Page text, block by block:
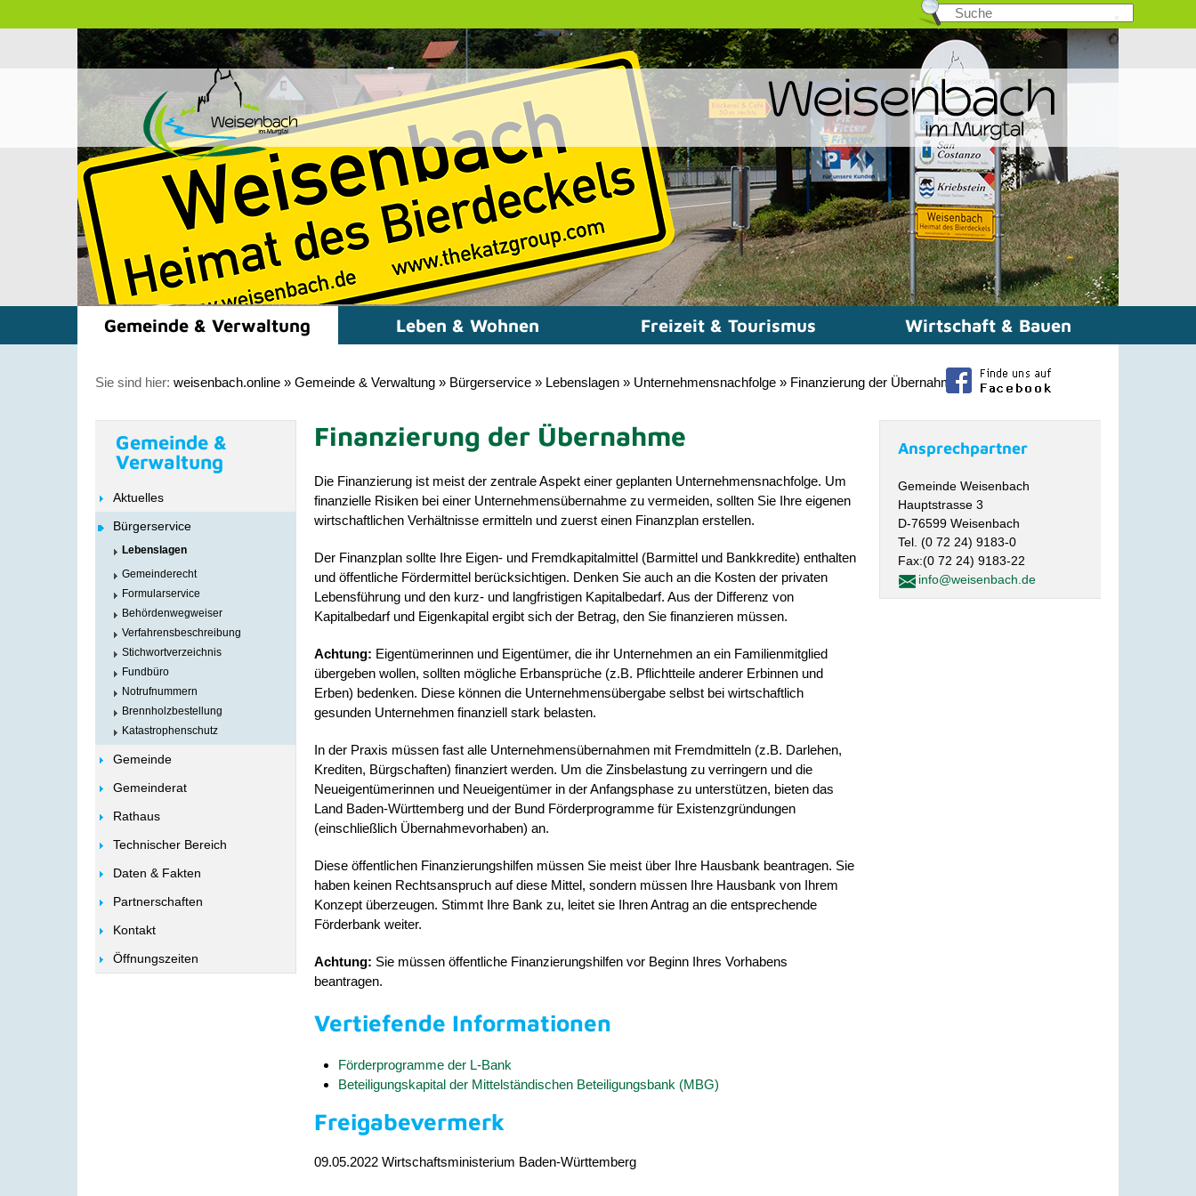
Gemeinde & Verwaltung Leben & Wohnen Freizeit & Tourismus Wirtschaft & Bauen
Sie sind hier: weisenbach.online » Gemeinde & Verwaltung » Bürgerservice » Lebenslagen » Unternehmensnachfolge » Finanzierung der Übernahme
Gemeinde &
Verwaltung
Aktuelles
Bürgerservice
Lebenslagen
Gemeinderecht
Formularservice
Behördenwegweiser
Verfahrensbeschreibung
Stichwortverzeichnis
Fundbüro
Notrufnummern
Brennholzbestellung
Katastrophenschutz
Gemeinde
Gemeinderat
Rathaus
Technischer Bereich
Daten & Fakten
Partnerschaften
Kontakt
Öffnungszeiten
Finanzierung der Übernahme
Die Finanzierung ist meist der zentrale Aspekt einer geplanten Unternehmensnachfolge. Um
finanzielle Risiken bei einer Unternehmensübernahme zu vermeiden, sollten Sie Ihre eigenen
wirtschaftlichen Verhältnisse ermitteln und zuerst einen Finanzplan erstellen.
Der Finanzplan sollte Ihre Eigen- und Fremdkapitalmittel (Barmittel und Bankkredite) enthalten
und öffentliche Fördermittel berücksichtigen. Denken Sie auch an die Kosten der privaten
Lebensführung und den kurz- und langfristigen Kapitalbedarf. Aus der Differenz von
Kapitalbedarf und Eigenkapital ergibt sich der Betrag, den Sie finanzieren müssen.
Achtung: Eigentümerinnen und Eigentümer, die ihr Unternehmen an ein Familienmitglied
übergeben wollen, sollten mögliche Erbansprüche (z.B. Pflichtteile anderer Erbinnen und
Erben) bedenken. Diese können die Unternehmensübergabe selbst bei wirtschaftlich
gesunden Unternehmen finanziell stark belasten.
In der Praxis müssen fast alle Unternehmensübernahmen mit Fremdmitteln (z.B. Darlehen,
Krediten, Bürgschaften) finanziert werden. Um die Zinsbelastung zu verringern und die
Neueigentümerinnen und Neueigentümer in der Anfangsphase zu unterstützen, bieten das
Land Baden-Württemberg und der Bund Förderprogramme für Existenzgründungen
(einschließlich Übernahmevorhaben) an.
Diese öffentlichen Finanzierungshilfen müssen Sie meist über Ihre Hausbank beantragen. Sie
haben keinen Rechtsanspruch auf diese Mittel, sondern müssen Ihre Hausbank von Ihrem
Konzept überzeugen. Stimmt Ihre Bank zu, leitet sie Ihren Antrag an die entsprechende
Förderbank weiter.
Achtung: Sie müssen öffentliche Finanzierungshilfen vor Beginn Ihres Vorhabens
beantragen.
Vertiefende Informationen
Förderprogramme der L-Bank
Beteiligungskapital der Mittelständischen Beteiligungsbank (MBG)
Freigabevermerk
09.05.2022 Wirtschaftsministerium Baden-Württemberg
Ansprechpartner
Gemeinde Weisenbach
Hauptstrasse 3
D-76599 Weisenbach
Tel. (0 72 24) 9183-0
Fax:(0 72 24) 9183-22
info@weisenbach.de